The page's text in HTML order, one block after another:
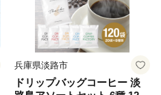
兵庫県淡路市
ドリップバッグコーヒー 淡